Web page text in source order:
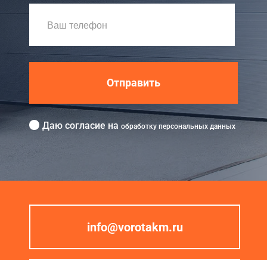
Отправить
Даю согласие на обработку персональных данных
info@vorotakm.ru